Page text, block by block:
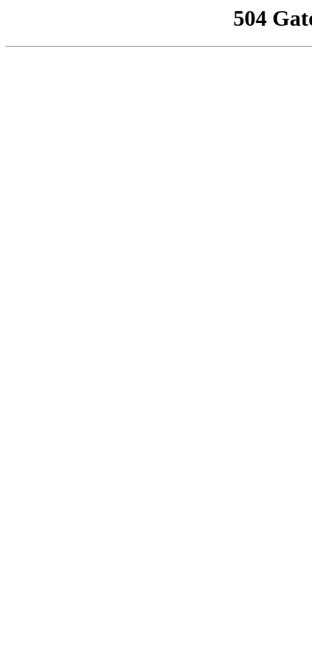
504